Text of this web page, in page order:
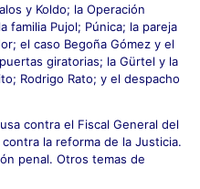
y Koldo; la Operación
familia Pujol; Púnica; la pareja
el caso Begoña Gómez y el
giratorias; la Gürtel y la
Rodrigo Rato; y el despacho
contra el Fiscal General del
la reforma de la Justicia.
penal. Otros temas de